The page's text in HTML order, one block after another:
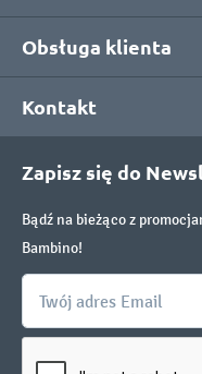
Obsługa klienta
Kontakt
Zapisz się do
Bądź na bieżąco z
Bambino!